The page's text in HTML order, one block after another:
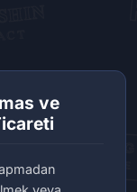
ve